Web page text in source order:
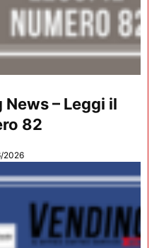
– Leggi il
82
2026